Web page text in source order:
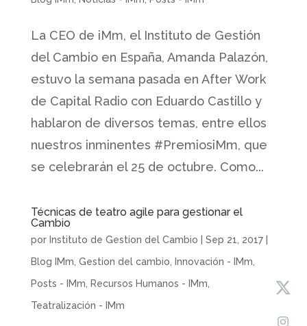
La CEO de iMm, el Instituto de Gestión
del Cambio en España, Amanda Palazón,
estuvo la semana pasada en After Work
de Capital Radio con Eduardo Castillo y
hablaron de diversos temas, entre ellos
nuestros inminentes #PremiosiMm, que
se celebrarán el 25 de octubre. Como...
Técnicas de teatro agile para gestionar el
Cambio
por Instituto de Gestion del Cambio Sep 21, 2017|
Blog IMm Gestion del cambio Innovación - IMm
Posts - IMm
Recursos Humanos - IMm
Teatralización - IMm